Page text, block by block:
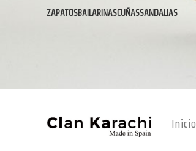
ZAPATOSBAILARINASCUÑASSANDALIAS
Inicio